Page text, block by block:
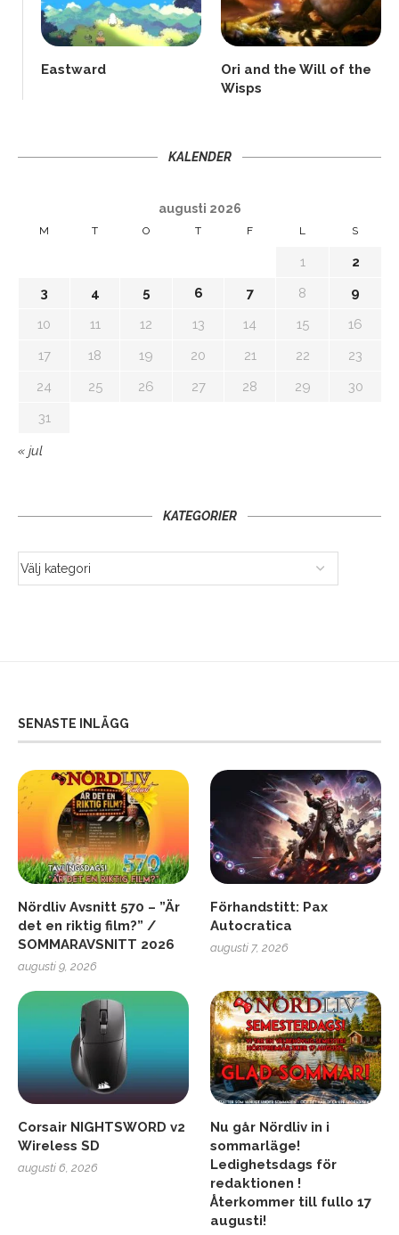
Eastward
Ori and the Will of the
Wisps
KALENDER
augusti 2026
M T O T F L S
1
2
3
4 5 6 7 8
9
10
11 12 13 14 15
16
17
18 19 20 21 22
23
24
25 26 27 28 29
30
31
« jul
KATEGORIER
SENASTE INLÄGG
Nördliv Avsnitt 570 – ”Är
det en riktig film?” /
SOMMARAVSNITT 2026
augusti 9, 2026
Förhandstitt: Pax
Autocratica
augusti 7, 2026
Corsair NIGHTSWORD v2
Wireless SD
augusti 6, 2026
Nu går Nördliv in i
sommarläge!
Ledighetsdags för
redaktionen !
Återkommer till fullo 17
augusti!